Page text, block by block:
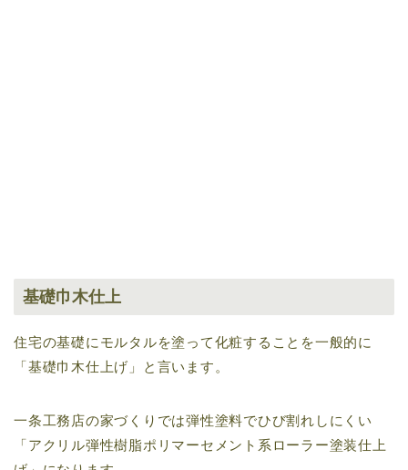
基礎巾木仕上
住宅の基礎にモルタルを塗って化粧することを一般的に
「基礎巾木仕上げ」と言います。
一条工務店の家づくりでは弾性塗料でひび割れしにくい
「アクリル弾性樹脂ポリマーセメント系ローラー塗装仕上